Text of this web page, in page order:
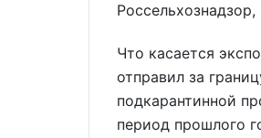
Что касается
отправил за
подкарантинной
период прошлого